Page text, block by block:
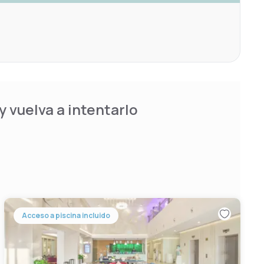
vuelva a intentarlo
Acceso a piscina incluido